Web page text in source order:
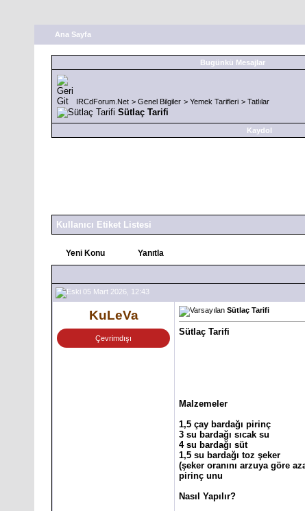
Ana Sayfa
Bugünkü Mesajlar
IRCdForum.Net > Genel Bilgiler > Yemek Tarifleri > Tatlılar
Sütlaç Tarifi
Kaydol
Kullanıcı Etiket Listesi
Yeni Konu Yanıtla
05 Mart 2026, 12:43
KuLeVa
Çevrimdışı
Sütlaç Tarifi
Sütlaç Tarifi
Malzemeler
1,5 çay bardağı pirinç
3 su bardağı sıcak su
4 su bardağı süt
1,5 su bardağı toz şeker
(şeker oranını arzuya göre
pirinç unu
Nasıl Yapılır?